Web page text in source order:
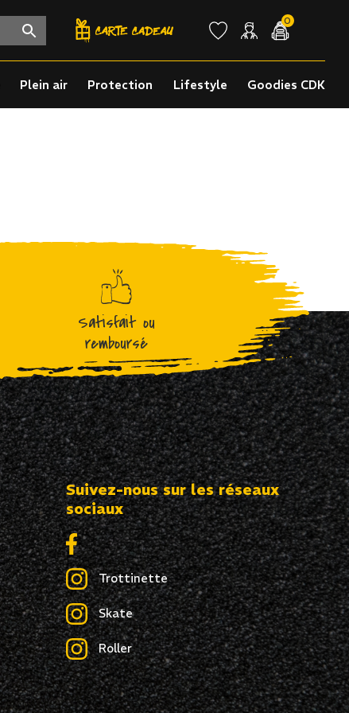
0
Plein air Protection Lifestyle Goodies CDK
Satisfait ou
remboursé
Suivez-nous sur les réseaux
sociaux
Trottinette
Skate
Roller